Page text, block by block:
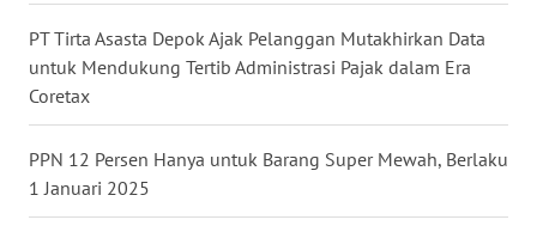
PT Tirta Asasta Depok Ajak Pelanggan Mutakhirkan Data
untuk Mendukung Tertib Administrasi Pajak dalam Era
Coretax
PPN 12 Persen Hanya untuk Barang Super Mewah, Berlaku
1 Januari 2025
WN
SULSEL
WN
GORONTALO
WN